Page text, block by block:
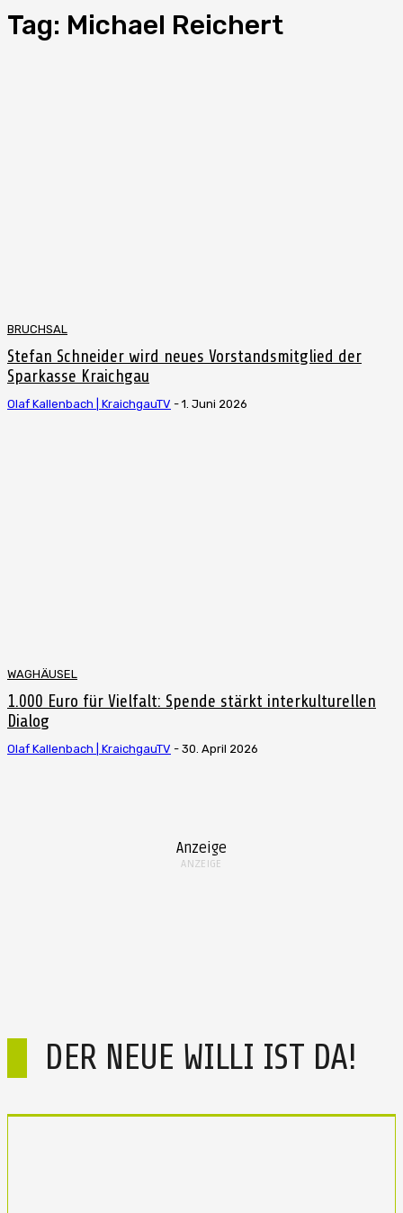
Tag: Michael Reichert
BRUCHSAL
Stefan Schneider wird neues Vorstandsmitglied der
Sparkasse Kraichgau
Olaf Kallenbach | KraichgauTV - 1. Juni 2026
WAGHÄUSEL
1.000 Euro für Vielfalt: Spende stärkt interkulturellen
Dialog
Olaf Kallenbach | KraichgauTV - 30. April 2026
Anzeige
ANZEIGE
DER NEUE WILLI IST DA!